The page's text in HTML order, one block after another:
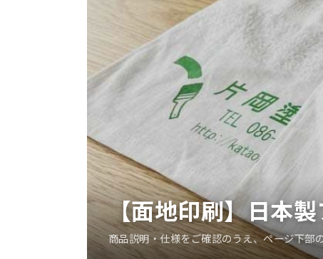
【面地印刷】日本
商品説明・仕様をご確認のうえ、ページ下部